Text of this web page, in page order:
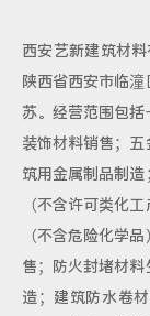
西安艺新建筑材
陕西省西安市临
苏。经营范围包
装饰材料销售；
筑用金属制品制
（不含许可类化
（不含危险化学
售；防火封堵材
造；建筑防水卷